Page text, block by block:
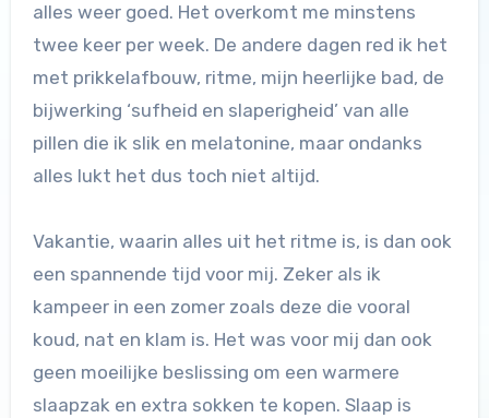
alles weer goed. Het overkomt me minstens
twee keer per week. De andere dagen red ik het
met prikkelafbouw, ritme, mijn heerlijke bad, de
bijwerking ‘sufheid en slaperigheid’ van alle
pillen die ik slik en melatonine, maar ondanks
alles lukt het dus toch niet altijd.
Vakantie, waarin alles uit het ritme is, is dan ook
een spannende tijd voor mij. Zeker als ik
kampeer in een zomer zoals deze die vooral
koud, nat en klam is. Het was voor mij dan ook
geen moeilijke beslissing om een warmere
slaapzak en extra sokken te kopen. Slaap is